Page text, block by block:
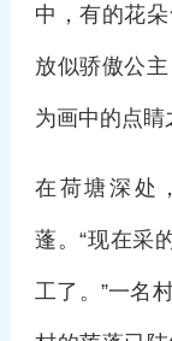
中，有的花
放似骄傲公
为画中的点
在荷塘深处
蓬。“现在采
工了。”一名